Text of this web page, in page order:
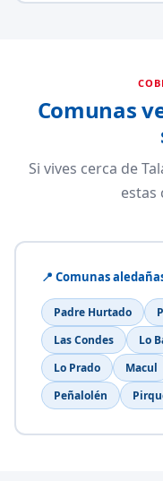
Comunas
Si vives cerca de
estas
📍 Comunas
Padre Hurtado
Las Condes
Lo
Lo Prado
Macul
Peñalolén